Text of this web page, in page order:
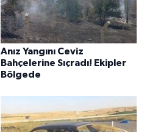
Anız Yangını Ceviz
Bahçelerine Sıçradı! Ekipler
Bölgede